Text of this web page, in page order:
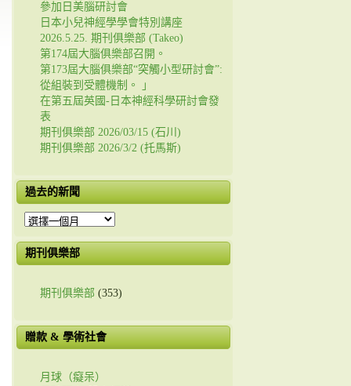
參加日美腦研討會
日本小兒神經學學會特別講座
2026.5.25. 期刊俱樂部 (Takeo)
第174屆大腦俱樂部召開。
第173屆大腦俱樂部“突觸小型研討會”:
從組裝到受體機制。 」
在第五屆英國-日本神經科學研討會發
表
期刊俱樂部 2026/03/15 (石川)
期刊俱樂部 2026/3/2 (托馬斯)
過去的新聞
過
的
新
期刊俱樂部
期刊俱樂部 (353)
贈款 & 學術社會
月球（癡呆）